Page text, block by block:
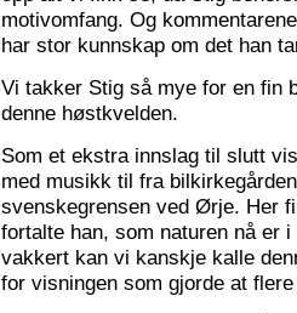
motivomfang. Og
har stor kunnskap om det han
Vi takker Stig så mye for en fin
denne høstkvelden.
Som et ekstra innslag til slutt
med musikk til fra
svenskegrensen ved Ørje. Her
fortalte han, som naturen nå er
vakkert kan vi kanskje kalle
for visningen som gjorde at